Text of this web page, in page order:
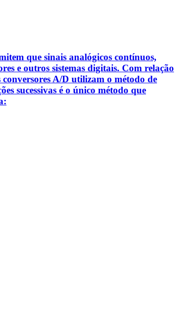
que sinais analógicos contínuos,
e outros sistemas digitais. Com relação
conversores A/D utilizam o método de
sucessivas é o único método que